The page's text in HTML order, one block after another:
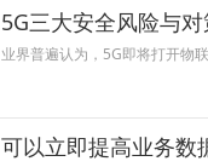
5G三大安全风险与
业界普遍认为，5G即将打开物
可以立即提高业务数